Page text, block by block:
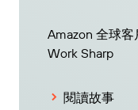
Amazon 全球
Work Sharp
閱讀故事